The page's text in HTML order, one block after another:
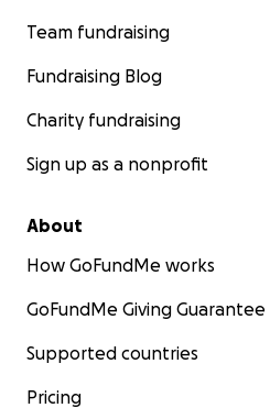
Team fundraising
Fundraising Blog
Charity fundraising
Sign up as a nonprofit
About
How GoFundMe works
GoFundMe Giving Guarantee
Supported countries
Pricing